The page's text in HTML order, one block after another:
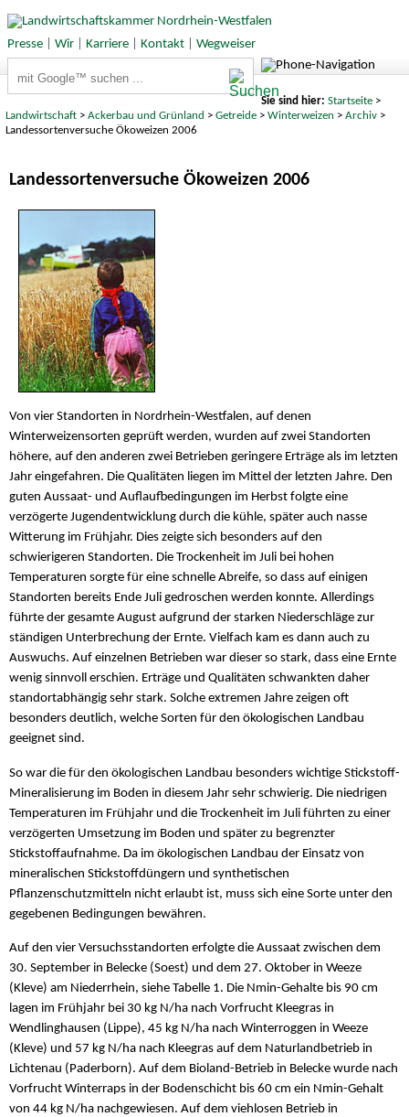
Presse| Wir| Karriere| Kontakt| Wegweiser
Sie sind hier: Startseite>
Landwirtschaft >Ackerbau und Grünland >Getreide >Winterweizen >Archiv >
Landessortenversuche Ökoweizen 2006
Landessortenversuche Ökoweizen 2006
Von vier Standorten in Nordrhein-Westfalen, auf denen
Winterweizensorten geprüft werden, wurden auf zwei Standorten
höhere, auf den anderen zwei Betrieben geringere Erträge als im letzten
Jahr eingefahren. Die Qualitäten liegen im Mittel der letzten Jahre. Den
guten Aussaat- und Auflaufbedingungen im Herbst folgte eine
verzögerte Jugendentwicklung durch die kühle, später auch nasse
Witterung im Frühjahr. Dies zeigte sich besonders auf den
schwierigeren Standorten. Die Trockenheit im Juli bei hohen
Temperaturen sorgte für eine schnelle Abreife, so dass auf einigen
Standorten bereits Ende Juli gedroschen werden konnte. Allerdings
führte der gesamte August aufgrund der starken Niederschläge zur
ständigen Unterbrechung der Ernte. Vielfach kam es dann auch zu
Auswuchs. Auf einzelnen Betrieben war dieser so stark, dass eine Ernte
wenig sinnvoll erschien. Erträge und Qualitäten schwankten daher
standortabhängig sehr stark. Solche extremen Jahre zeigen oft
besonders deutlich, welche Sorten für den ökologischen Landbau
geeignet sind.
So war die für den ökologischen Landbau besonders wichtige Stickstoff-
Mineralisierung im Boden in diesem Jahr sehr schwierig. Die niedrigen
Temperaturen im Frühjahr und die Trockenheit im Juli führten zu einer
verzögerten Umsetzung im Boden und später zu begrenzter
Stickstoffaufnahme. Da im ökologischen Landbau der Einsatz von
mineralischen Stickstoffdüngern und synthetischen
Pflanzenschutzmitteln nicht erlaubt ist, muss sich eine Sorte unter den
gegebenen Bedingungen bewähren.
Auf den vier Versuchsstandorten erfolgte die Aussaat zwischen dem
30. September in Belecke (Soest) und dem 27. Oktober in Weeze
(Kleve) am Niederrhein, siehe Tabelle 1. Die Nmin-Gehalte bis 90 cm
lagen im Frühjahr bei 30 kg N/ha nach Vorfrucht Kleegras in
Wendlinghausen (Lippe), 45 kg N/ha nach Winterroggen in Weeze
(Kleve) und 57 kg N/ha nach Kleegras auf dem Naturlandbetrieb in
Lichtenau (Paderborn). Auf dem Bioland-Betrieb in Belecke wurde nach
Vorfrucht Winterraps in der Bodenschicht bis 60 cm ein Nmin-Gehalt
von 44 kg N/ha nachgewiesen. Auf dem viehlosen Betrieb in